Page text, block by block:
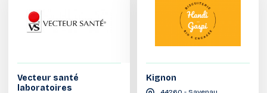
Vecteur santé
laboratoires
Kignon